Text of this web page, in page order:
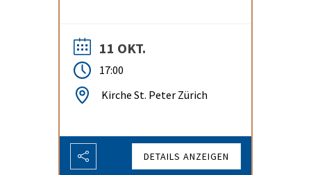
11 OKT.
17:00
Kirche St. Peter Zürich
DETAILS ANZEIGEN